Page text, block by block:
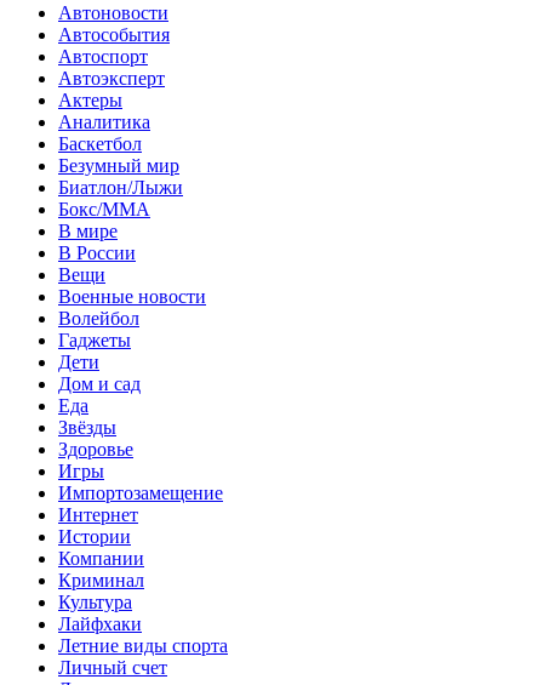
Автоновости
Автособытия
Автоспорт
Автоэксперт
Актеры
Аналитика
Баскетбол
Безумный мир
Биатлон/Лыжи
Бокс/MMA
В мире
В России
Вещи
Военные новости
Волейбол
Гаджеты
Дети
Дом и сад
Еда
Звёзды
Здоровье
Игры
Импортозамещение
Интернет
Истории
Компании
Криминал
Культура
Лайфхаки
Летние виды спорта
Личный счет